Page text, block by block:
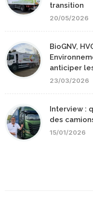
transition
20/05/2026
BioGNV,
anticiper
23/03/2026
Interview :
des
15/01/2026